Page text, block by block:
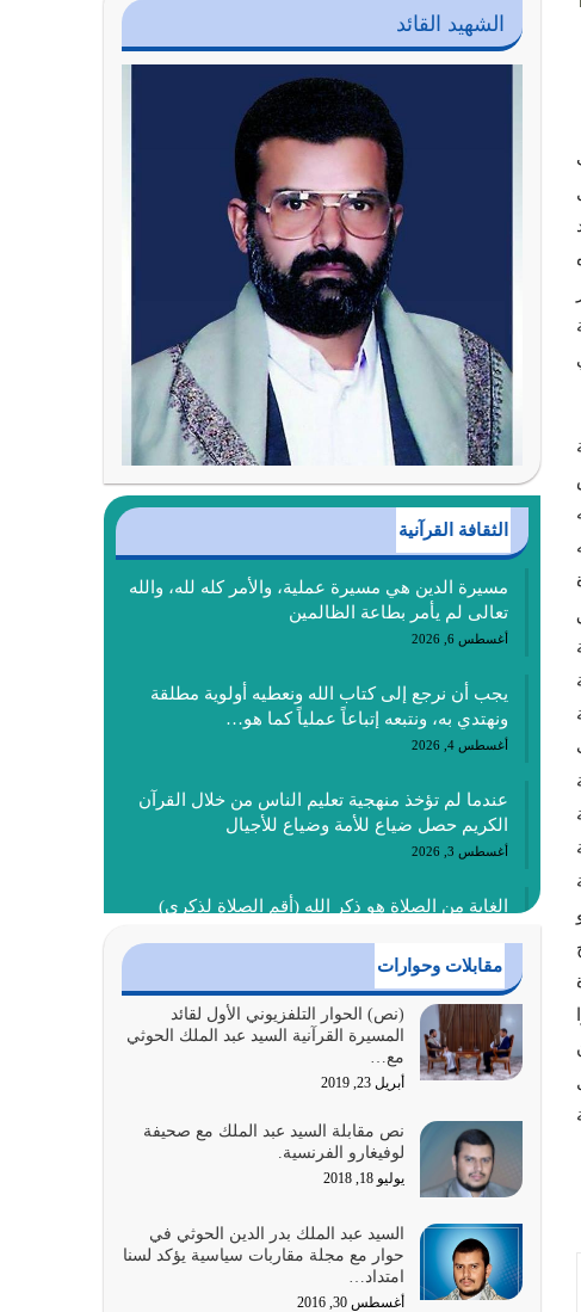
الشهيد القائد
الثقافة القرآنية
مسيرة الدين هي مسيرة عملية، والأمر كله لله، والله
تعالى لم يأمر بطاعة الظالمين
أغسطس 6, 2026
يجب أن نرجع إلى كتاب الله ونعطيه أولوية مطلقة
ونهتدي به، ونتبعه إتباعاً عملياً كما هو…
أغسطس 4, 2026
عندما لم تؤخذ منهجية تعليم الناس من خلال القرآن
الكريم حصل ضياع للأمة وضياع للأجيال
أغسطس 3, 2026
الغاية من الصلاة هو ذكر الله (أقم الصلاة لذكري)
أغسطس 2, 2026
السبب الرئيسي لشقاء الأمة الابتعاد عن كتاب الله
والتعدي لحدود الله بالإضافات للدين
أغسطس 1, 2026
أبرز أسباب الشقاء هو الإعراض عن ذكر الله وعن هدى
الله المتمثل في القرآن الكريم
يوليو 31, 2026
أولياء الشيطان كلما كانوا أكثر ولاءً وطاعة للشيطان
كلما كانوا أكثر ضعفاً
يوليو 30, 2026
مقابلات وحوارات
(نص) الحوار التلفزيوني الأول لقائد
المسيرة القرآنية السيد عبد الملك الحوثي
مع…
أبريل 23, 2019
نص مقابلة السيد عبد الملك مع صحيفة
لوفيغارو الفرنسية.
يوليو 18, 2018
السيد عبد الملك بدر الدين الحوثي في
حوار مع مجلة مقاربات سياسية يؤكد لسنا
امتداد…
أغسطس 30, 2016